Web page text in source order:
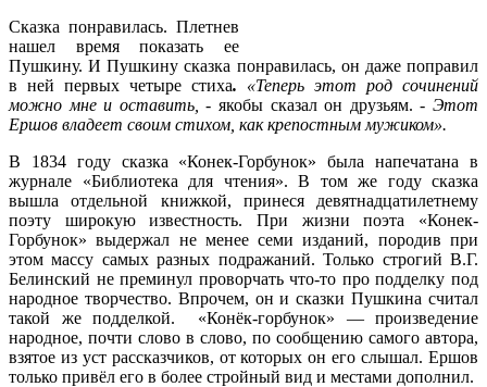
Сказка понравилась. Плетнев
нашел время показать ее
Пушкину. И Пушкину сказка понравилась, он даже поправил
в ней первых четыре стиха. «Теперь этот род сочинений
можно мне и оставить, - якобы сказал он друзьям. -Этот
Ершов владеет своим стихом, как крепостным мужиком».
В 1834 году сказка «Конек-Горбунок» была напечатана в
журнале «Библиотека для чтения». В том же году сказка
вышла отдельной книжкой, принеся девятнадцатилетнему
поэту широкую известность. При жизни поэта «Конек-
Горбунок» выдержал не менее семи изданий, породив при
этом массу самых разных подражаний. Только строгий В.Г.
Белинский не преминул проворчать что-то про подделку под
народное творчество. Впрочем, он и сказки Пушкина считал
такой же подделкой. «Конёк-горбунок» — произведение
народное, почти слово в слово, по сообщению самого автора,
взятое из уст рассказчиков, от которых он его слышал. Ершов
только привёл его в более стройный вид и местами дополнил.